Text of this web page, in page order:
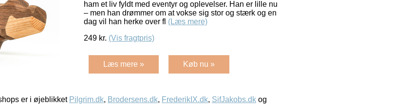
ham et liv fyldt med eventyr og oplevelser. Han er lille nu
– men han drømmer om at vokse sig stor og stærk og en
dag vil han herke over fl (Læs mere)
249 kr. (Vis fragtpris)
Læs mere » Køb nu »
er i øjeblikket Pilgrim.dk, Brodersens.dk, FrederikIX.dk, SifJakobs.dk og